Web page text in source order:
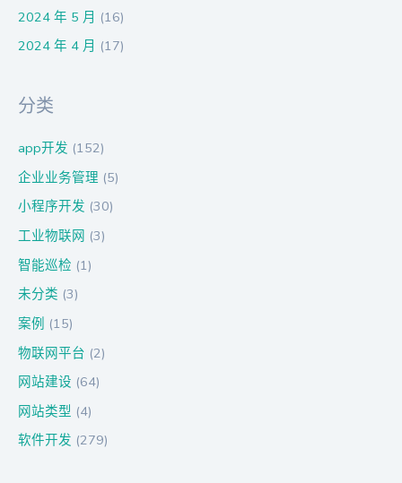
2024 年 5 月 (16)
2024 年 4 月 (17)
分类
app开发 (152)
企业业务管理 (5)
小程序开发 (30)
工业物联网 (3)
智能巡检 (1)
未分类 (3)
案例 (15)
物联网平台 (2)
网站建设 (64)
网站类型 (4)
软件开发 (279)